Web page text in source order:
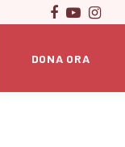
DONA ORA